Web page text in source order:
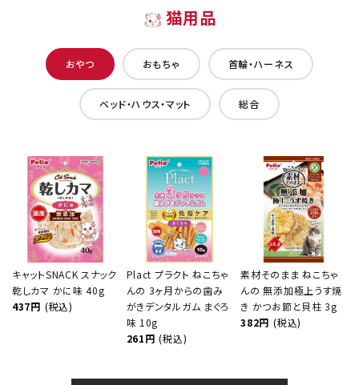
猫用品
おやつ おもちゃ 首輪・ハーネス
ベッド・ハウス・マット 総合
キャットSNACK スナック
乾しカマ かに味 40g
437円 (税込)
Plact プラクト ねこちゃ
んの 3ヶ月からの歯み
がきデンタルガム まぐろ
味 10g
261円 (税込)
素材そのまま ねこちゃ
んの 無添加極上うす焼
き かつお節と貝柱 3g
382円 (税込)